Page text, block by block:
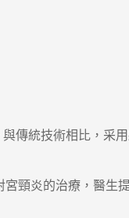
傳統技術相比，采
頸炎的治療，醫生